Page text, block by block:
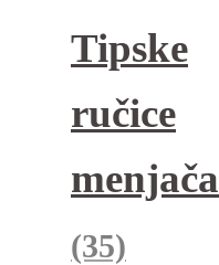
Tipske
ručice
menjača
(35)